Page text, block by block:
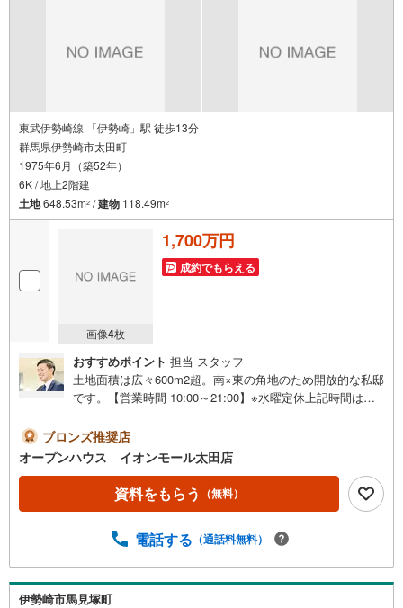
受
け
取
る
・
条
マ
イ
保
東武伊勢崎線 「伊勢崎」駅 徒歩13分
群馬県伊勢崎市太田町
1975年6月（築52年）
6K / 地上2階建
土地648.53m2 /建物 118.49m2
画像4枚
1,700万円
成約でもらえる
おすすめポイント 担当 スタッフ
土地面積は広々600m2超。南×東の角地のため開放的な私邸
です。【営業時間 10:00～21:00】※水曜定休上記時間はお
ください！現地を見学される場合は「室内・現地を見学す
る（無料）」ボタンよりご希望の日時をご記入いただけま
すとスムーズにご案内が可能です。◎現地のご案内につい
て・平日や夜遅い時間帯もご案内が可能 ※定休日を除く・
経験豊富なスタッフが物件詳細を丁寧にご説明いたしま
ます。・チャイルドシートのご用意ございます。◎個別FP
歓迎です！年間8000棟以上の限定物件を発表しているオー
ブロンズ推奨店
オープンハウス イオンモール太田店
資料をもらう （無料）
電話する （通話料無料）
伊勢崎市馬見塚町